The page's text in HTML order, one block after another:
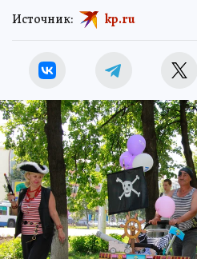
Источник: kp.ru